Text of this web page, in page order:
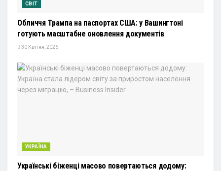
СВІТ
Обличчя Трампа на паспортах США: у Вашингтоні
готують масштабне оновлення документів
30 Квітня, 2026
УКРАЇНА
Українські біженці масово повертаються додому: